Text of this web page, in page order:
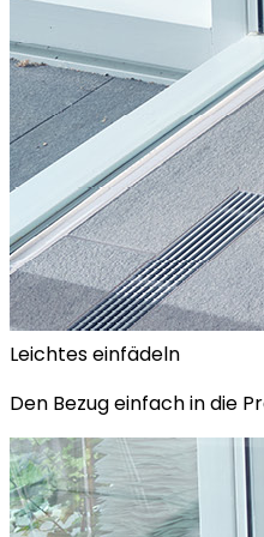
Leichtes einfädeln
Den Bezug einfach in die